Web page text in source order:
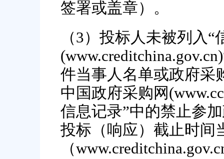
签署或盖章） 。
（3）投标人未被列入“
件当事人名单或政府采
中国政府采购网
信息记录”中的禁止参
投标（响应）截止时间
（